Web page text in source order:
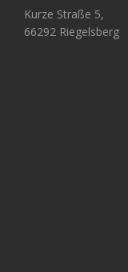
Kurze Straße 5,
66292 Riegelsberg